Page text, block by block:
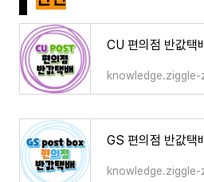
CU 편의점 반값택
knowledge.ziggle-
GS 편의점 반값택
knowledge.ziggle-